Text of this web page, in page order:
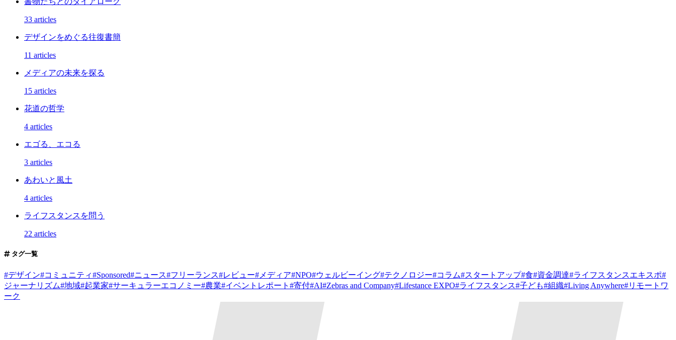
33 articles
デザインをめぐる往復書簡
11 articles
メディアの未来を探る
15 articles
花道の哲学
4 articles
エゴる、エコる
3 articles
あわいと風土
4 articles
ライフスタンスを問う
22 articles
タグ一覧
#デザイン#コミュニティ#Sponsored#ニュース#フリーランス#レビュー# メディア#NPO#ウェルビーイング#テクノロジー#コラム#スタートアップ#食#資金調達#ライフスタンスエキスポ#
ジャーナリズム#地域#起業家#サーキュラーエコノミー#農業#イベントレポート #寄付#AI#Zebras and Company#Lifestance EXPO#ライフスタンス#子ども#組織#Living Anywhere#リモートワ
ーク